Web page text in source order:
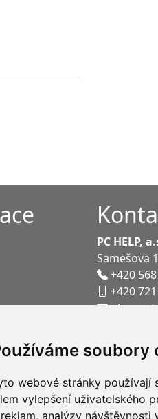
soubory
webové stránky používají
vylepšení uživatelského
analýzy
PC HELP,
Samešova
+420
+420